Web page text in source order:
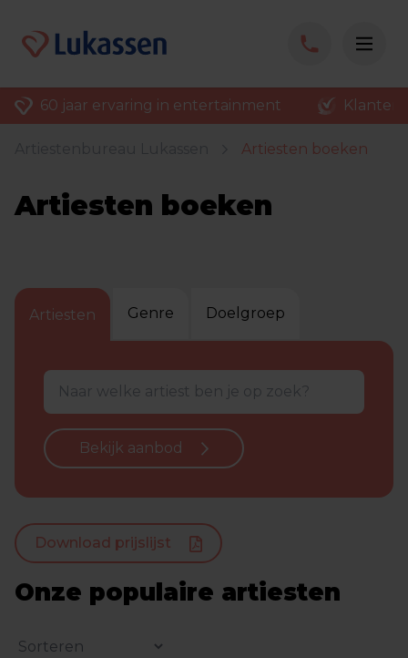
60 jaar ervaring in entertainment
Artiesten boeken
Artiesten boeken
Artiesten Genre Doelgroep
Bekijk aanbod
Download prijslijst
Onze populaire artiesten